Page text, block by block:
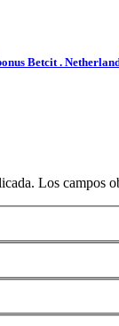
Betcit .
Los campos